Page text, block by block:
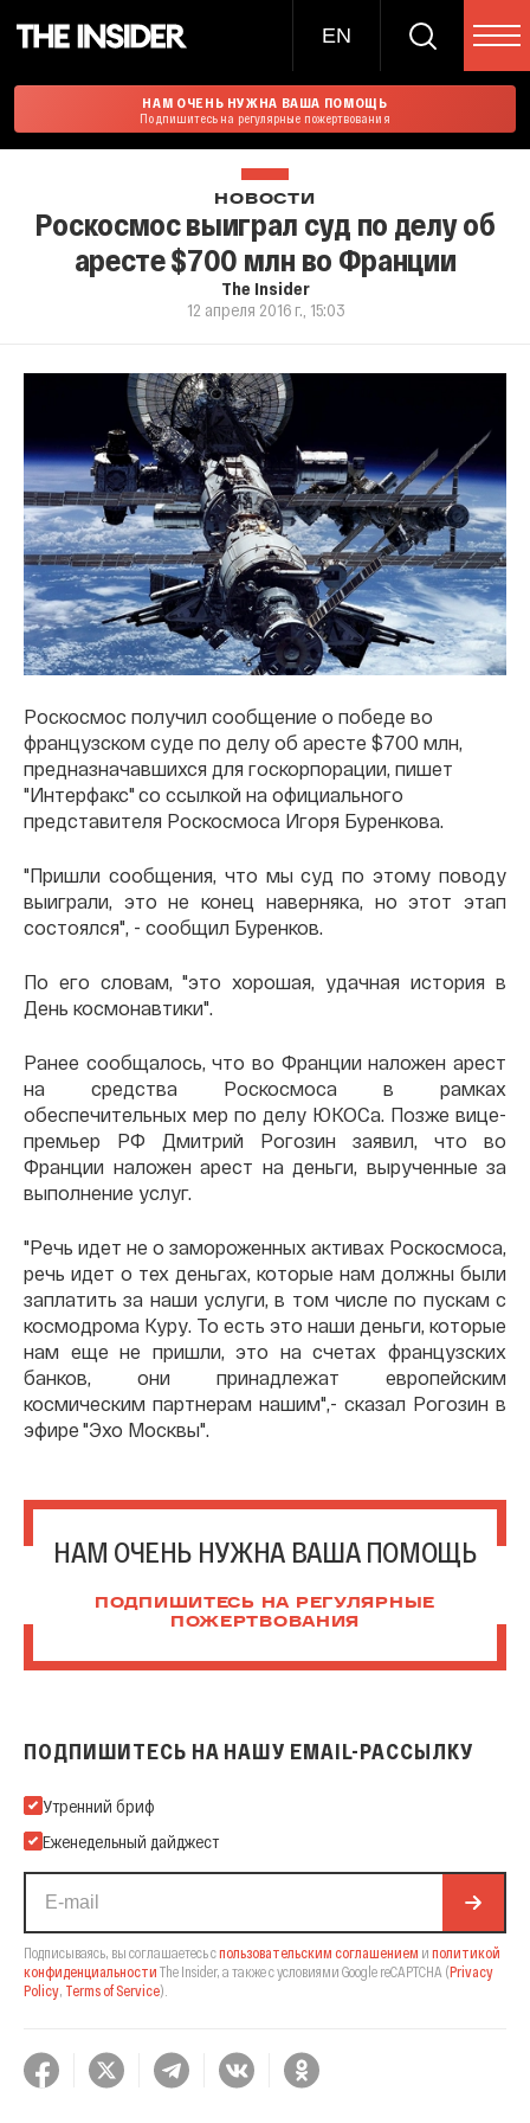
EN
НАМ ОЧЕНЬ НУЖНА ВАША ПОМОЩЬ
Подпишитесь на регулярные пожертвования
НОВОСТИ
Роскосмос выиграл суд по делу об
аресте $700 млн во Франции
The Insider
12 апреля 2016 г., 15:03
Роскосмос получил сообщение о победе во
французском суде по делу об аресте $700 млн,
предназначавшихся для госкорпорации, пишет
"Интерфакс" со ссылкой на официального
представителя Роскосмоса Игоря Буренкова.
"Пришли сообщения, что мы суд по этому поводу
выиграли, это не конец наверняка, но этот этап
состоялся", - сообщил Буренков.
По его словам, "это хорошая, удачная история в
День космонавтики".
Ранее сообщалось, что во Франции наложен арест
на средства Роскосмоса в рамках
обеспечительных мер по делу ЮКОСа. Позже вице-
премьер РФ Дмитрий Рогозин заявил, что во
Франции наложен арест на деньги, вырученные за
выполнение услуг.
"Речь идет не о замороженных активах Роскосмоса,
речь идет о тех деньгах, которые нам должны были
заплатить за наши услуги, в том числе по пускам с
космодрома Куру. То есть это наши деньги, которые
нам еще не пришли, это на счетах французских
банков, они принадлежат европейским
космическим партнерам нашим",- сказал Рогозин в
эфире "Эхо Москвы".
НАМ ОЧЕНЬ НУЖНА ВАША ПОМОЩЬ
ПОДПИШИТЕСЬ НА РЕГУЛЯРНЫЕ
ПОЖЕРТВОВАНИЯ
ПОДПИШИТЕСЬ НА НАШУ EMAIL-РАССЫЛКУ
Подпишитесь на нашу Email-рассылку
Утренний бриф
Еженедельный дайджест
Подписываясь, вы соглашаетесь спользовательским соглашением и политикой
конфиденциальности The Insider, а также с условиями Google reCAPTCHA (Privacy
Policy, Terms of Service).